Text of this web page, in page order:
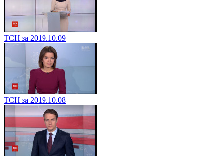
ТСН за 2019.10.09
ТСН за 2019.10.08